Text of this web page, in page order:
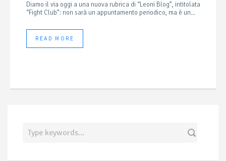
Diamo il via oggi a una nuova rubrica di “Leoni Blog”, intitolata
“Fight Club”: non sarà un appuntamento periodico, ma è un...
READ MORE